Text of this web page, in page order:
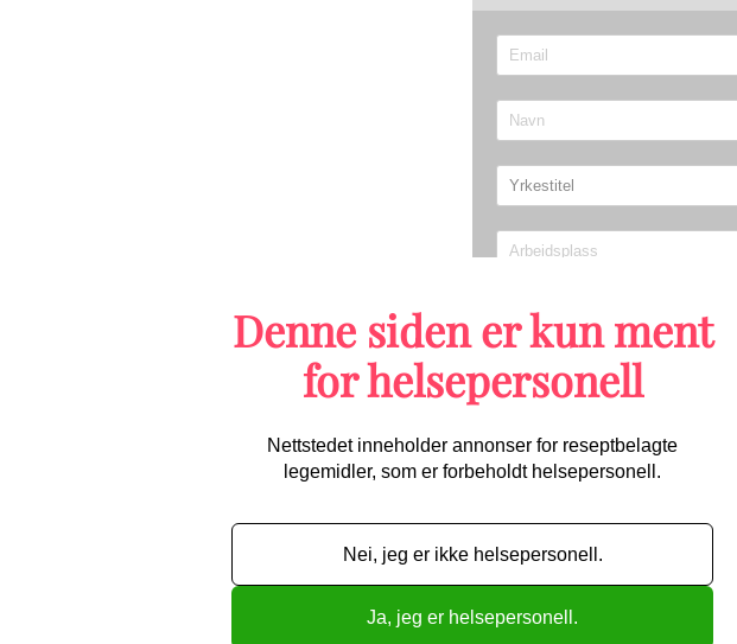
Send
Migrene/hodepine
Første randomiserte studien
starter opp: Kan bli
Sjeldent hodepinetilstand
Denne siden er kun ment
for helsepersonell
Nettstedet inneholder annonser for reseptbelagte
legemidler, som er forbeholdt helsepersonell.
Nei, jeg er ikke helsepersonell.
Ja, jeg er helsepersonell.